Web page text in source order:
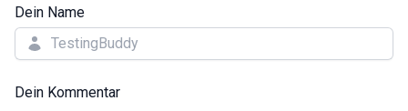
Dein Name
Dein Kommentar